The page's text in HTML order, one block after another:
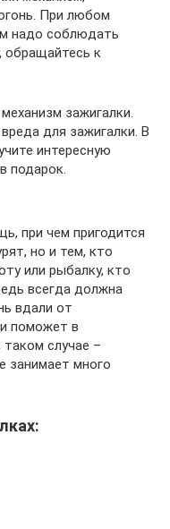
При любом
надо соблюдать
обращайтесь к
зажигалки.
для зажигалки. В
интересную
подарок.
при чем пригодится
но и тем, кто
или рыбалку, кто
всегда должна
вдали от
поможет в
случае –
занимает много